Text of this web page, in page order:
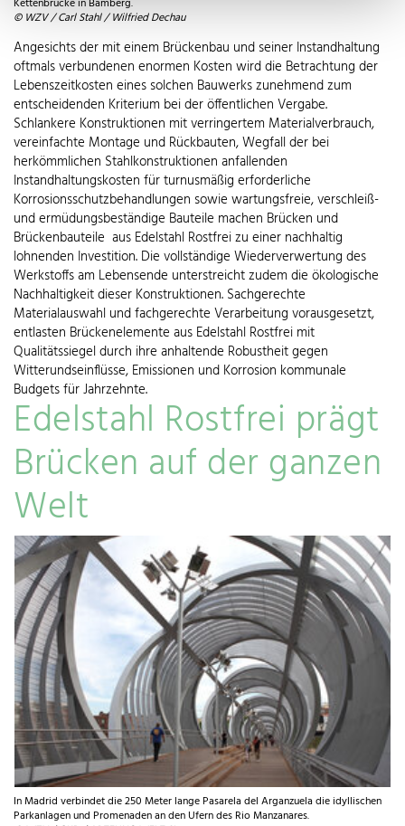
Kettenbrücke in Bamberg.
© WZV / Carl Stahl / Wilfried Dechau
Angesichts der mit einem Brückenbau und seiner Instandhaltung
oftmals verbundenen enormen Kosten wird die Betrachtung der
Lebenszeitkosten eines solchen Bauwerks zunehmend zum
entscheidenden Kriterium bei der öffentlichen Vergabe.
Schlankere Konstruktionen mit verringertem Materialverbrauch,
vereinfachte Montage und Rückbauten, Wegfall der bei
herkömmlichen Stahlkonstruktionen anfallenden
Instandhaltungskosten für turnusmäßig erforderliche
Korrosionsschutzbehandlungen sowie wartungsfreie, verschleiß-
und ermüdungsbeständige Bauteile machen Brücken und
Brückenbauteile aus Edelstahl Rostfrei zu einer nachhaltig
lohnenden Investition. Die vollständige Wiederverwertung des
Werkstoffs am Lebensende unterstreicht zudem die ökologische
Nachhaltigkeit dieser Konstruktionen. Sachgerechte
Materialauswahl und fachgerechte Verarbeitung vorausgesetzt,
entlasten Brückenelemente aus Edelstahl Rostfrei mit
Qualitätssiegel durch ihre anhaltende Robustheit gegen
Witterundseinflüsse, Emissionen und Korrosion kommunale
Budgets für Jahrzehnte.
Edelstahl Rostfrei prägt
Brücken auf der ganzen
Welt
In Madrid verbindet die 250 Meter lange Pasarela del Arganzuela die idyllischen
Parkanlagen und Promenaden an den Ufern des Rio Manzanares.